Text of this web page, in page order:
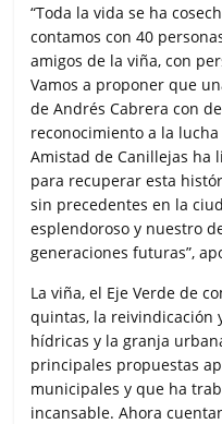
“Toda la vida se ha
contamos con 40
amigos de la viña, con
Vamos a proponer que
de Andrés Cabrera con
reconocimiento a la
Amistad de Canillejas ha
para recuperar esta
sin precedentes en la
esplendoroso y nuestro
generaciones futuras”,
La viña, el Eje Verde de
quintas, la reivindicación
hídricas y la granja
principales propuestas
municipales y que ha
incansable. Ahora